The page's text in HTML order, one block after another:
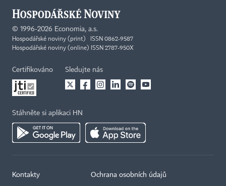
© 1996-2026 Economia, a.s.
Hospodářské noviny (print) ISSN 0862-9587
Hospodářské noviny (online) ISSN 2787-950X
Certifikováno Sledujte nás
Stáhněte si aplikaci HN
Kontakty Ochrana osobních údajů